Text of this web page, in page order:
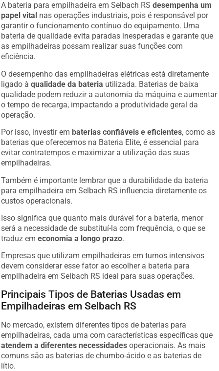
A bateria para empilhadeira em Selbach RSdesempenha um
papel vital nas operações industriais, pois é responsável por
garantir o funcionamento contínuo do equipamento. Uma
bateria de qualidade evita paradas inesperadas e garante que
as empilhadeiras possam realizar suas funções com
eficiência.
O desempenho das empilhadeiras elétricas está diretamente
ligado àqualidade da bateria utilizada. Baterias de baixa
qualidade podem reduzir a autonomia da máquina e aumentar
o tempo de recarga, impactando a produtividade geral da
operação.
Por isso, investir em baterias confiáveis e eficientes, como as
baterias que oferecemos na Bateria Elite, é essencial para
evitar contratempos e maximizar a utilização das suas
empilhadeiras.
Também é importante lembrar que a durabilidade da bateria
para empilhadeira em Selbach RS influencia diretamente os
custos operacionais.
Isso significa que quanto mais durável for a bateria, menor
será a necessidade de substituí-la com frequência, o que se
traduz emeconomia a longo prazo.
Empresas que utilizam empilhadeiras em turnos intensivos
devem considerar esse fator ao escolher a bateria para
empilhadeira em Selbach RS ideal para suas operações.
Principais Tipos de Baterias Usadas em
Empilhadeiras em Selbach RS
No mercado, existem diferentes tipos de baterias para
empilhadeiras, cada uma com características específicas que
atendem a diferentes necessidades operacionais. As mais
comuns são as baterias de chumbo-ácido e as baterias de
lítio.